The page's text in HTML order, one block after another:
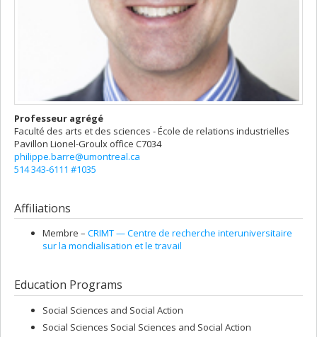
Professeur agrégé
Faculté des arts et des sciences - École de relations industrielles
Pavillon Lionel-Groulx office C7034
philippe.barre@umontreal.ca
514 343-6111 #1035
Affiliations
Membre – CRIMT — Centre de recherche interuniversitaire
sur la mondialisation et le travail
Education Programs
Social Sciences and Social Action
Social Sciences Social Sciences and Social Action